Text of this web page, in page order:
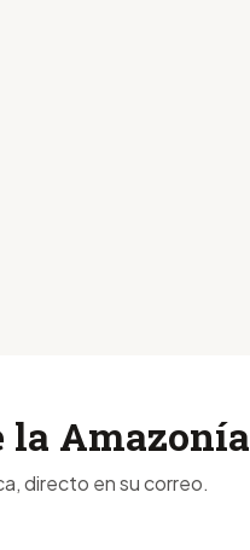
la Amazonía
directo en su correo.